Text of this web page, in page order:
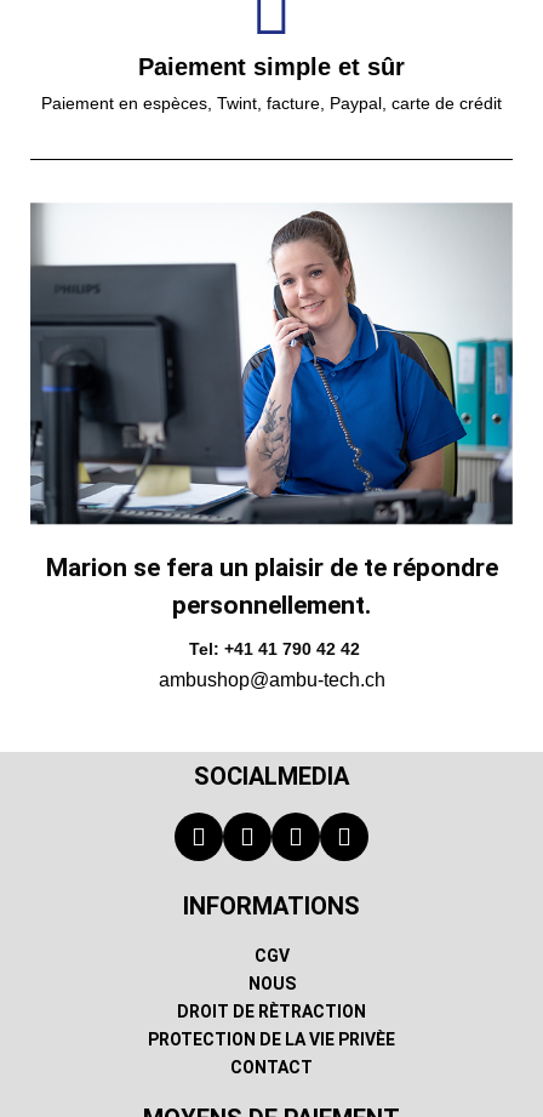
Paiement simple et sûr
Paiement en espèces, Twint, facture, Paypal, carte de crédit
Marion se fera un plaisir de te répondre
personnellement.
Tel: +41 41 790 42 42
ambushop@ambu-tech.ch
SOCIALMEDIA
INFORMATIONS
CGV
NOUS
DROIT DE RÈTRACTION
PROTECTION DE LA VIE PRIVÈE
CONTACT